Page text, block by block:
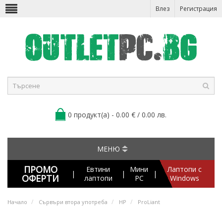
Влез Регистрация
0 продукт(а) - 0.00 € / 0.00 лв.
МЕНЮ
ПРОМО
ОФЕРТИ |
Евтини
лаптопи
|
Мини
PC
|
Лаптопи с
Windows
Начало Сървъри втора употреба HP ProLiant